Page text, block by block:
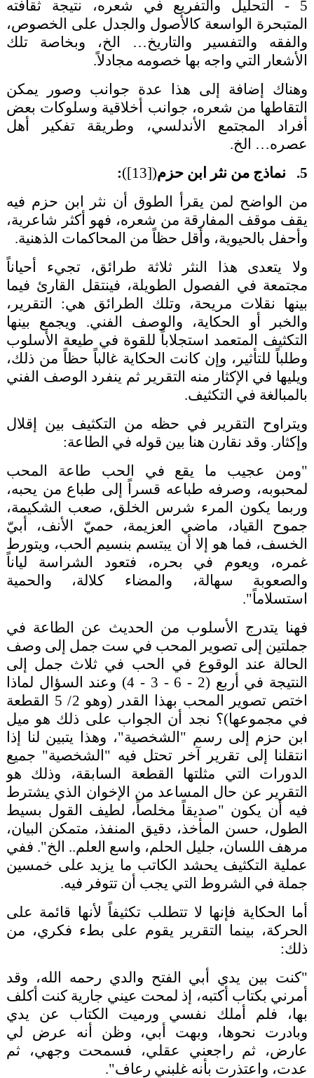
5 - التحليل والتفريع في شعره، نتيجة ثقافته
المتبحرة الواسعة كالأصول والجدل على الخصوص،
والفقه والتفسير والتاريخ… الخ، وبخاصة تلك
الأشعار التي واجه بها خصومه مجادلاً.
وهناك إضافة إلى هذا عدة جوانب وصور يمكن
التقاطها من شعره، جوانب أخلاقية وسلوكات بعض
أفراد المجتمع الأندلسي، وطريقة تفكير أهل
عصره… الخ.
5. نماذج من نثر ابن حزم
(
[13]
)
:
من الواضح لمن يقرأ الطوق أن نثر ابن حزم فيه
يقف موقف المفارقة من شعره، فهو أكثر شاعرية،
وأحفل بالحيوية، وأقل حظاً من المحاكمات الذهنية.
ولا يتعدى هذا النثر ثلاثة طرائق، تجيء أحياناً
مجتمعة في الفصول الطويلة، فينتقل القارئ فيما
بينها نقلات مريحة، وتلك الطرائق هي: التقرير،
والخبر أو الحكاية، والوصف الفني. ويجمع بينها
التكثيف المتعمد استجلاباً للقوة في طيعة الأسلوب
وطلباً للتأثير، وإن كانت الحكاية غالباً حظاً من ذلك،
ويليها في الإكثار منه التقرير ثم ينفرد الوصف الفني
بالمبالغة في التكثيف.
ويتراوح التقرير في حظه من التكثيف بين إقلال
وإكثار. وقد نقارن هنا بين قوله في الطاعة:
"ومن عجيب ما يقع في الحب طاعة المحب
لمحبوبه، وصرفه طباعه قسراً إلى طباع من يحبه،
وربما يكون المرء شرس الخلق، صعب الشكيمة،
جموح القياد، ماضي العزيمة، حميّ الأنف، أبيّ
الخسف، فما هو إلا أن يبتسم بنسيم الحب، ويتورط
غمره، ويعوم في بحره، فتعود الشراسة لياناً
والصعوبة سهالة، والمضاء كلالة، والحمية
استسلاماً".
فهنا يتدرج الأسلوب من الحديث عن الطاعة في
جملتين إلى تصوير المحب في ست جمل إلى وصف
الحالة عند الوقوع في الحب في ثلاث جمل إلى
النتيجة في أربع (2 - 6 - 3 - 4) وعند السؤال لماذا
اختص تصوير المحب بهذا القدر (وهو 2/ 5 القطعة
في مجموعها)؟ نجد أن الجواب على ذلك هو ميل
ابن حزم إلى رسم "الشخصية"، وهذا يتبين لنا إذا
انتقلنا إلى تقرير آخر تحتل فيه "الشخصية" جميع
الدورات التي مثلتها القطعة السابقة، وذلك هو
التقرير عن حال المساعد من الإخوان الذي يشترط
فيه أن يكون "صديقاً مخلصاً، لطيف القول بسيط
الطول، حسن المأخذ، دقيق المنفذ، متمكن البيان،
مرهف اللسان، جليل الحلم، واسع العلم.. الخ". ففي
عملية التكثيف يحشد الكاتب ما يزيد على خمسين
جملة في الشروط التي يجب أن تتوفر فيه.
أما الحكاية فإنها لا تتطلب تكثيفاً لأنها قائمة على
الحركة، بينما التقرير يقوم على بطء فكري، من
ذلك:
"كنت بين يدي أبي الفتح والدي رحمه الله، وقد
أمرني بكتاب أكتبه، إذ لمحت عيني جارية كنت أكلف
بها، فلم أملك نفسي ورميت الكتاب عن يدي
وبادرت نحوها، وبهت أبي، وظن أنه عرض لي
عارض، ثم راجعني عقلي، فسمحت وجهي، ثم
عدت، واعتذرت بأنه غلبني رعاف".